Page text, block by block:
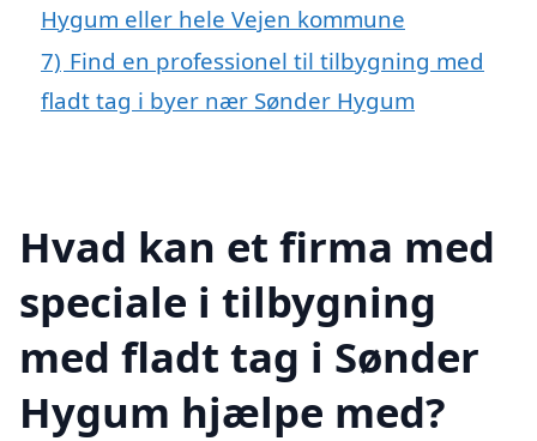
Hygum eller hele Vejen kommune
7) Find en professionel til tilbygning med
fladt tag i byer nær Sønder Hygum
Hvad kan et firma med
speciale i tilbygning
med fladt tag i Sønder
Hygum hjælpe med?